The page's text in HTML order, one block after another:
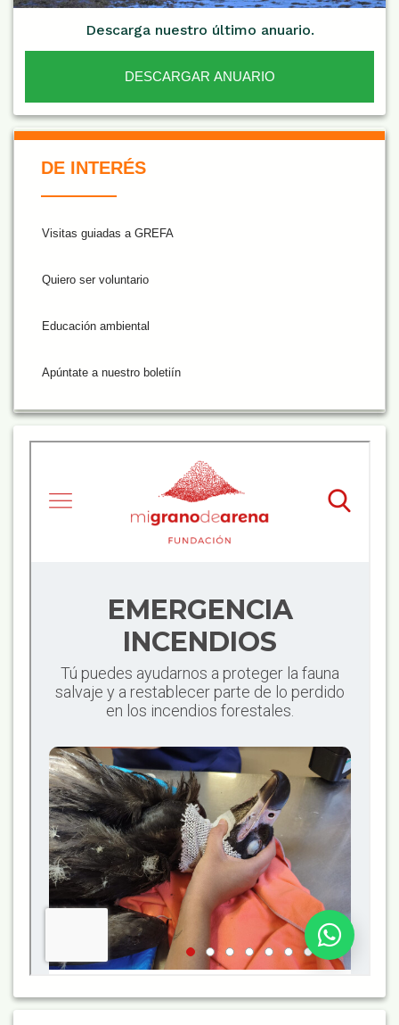
Descarga nuestro último anuario.
DESCARGAR ANUARIO
De Interés NARANJA
DE INTERÉS
Visitas guiadas a GREFA
Quiero ser voluntario
Educación ambiental
Apúntate a nuestro boletiín